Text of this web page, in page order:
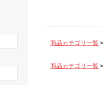
商品カテゴリ一覧 >
商品カテゴリ一覧 >